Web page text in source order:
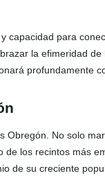
capacidad para
la efimeridad de
profundamente
Obregón. No solo
de los recintos más
de su creciente